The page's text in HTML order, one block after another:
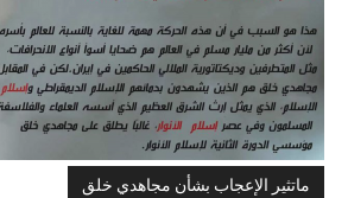
ماتثير الإعجاب بشأن مجاهدي خلق